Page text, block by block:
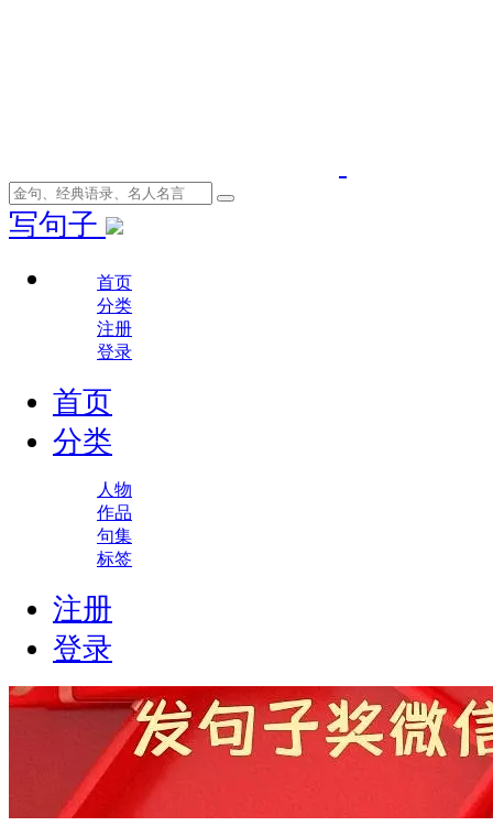
写句子
首页
分类
注册
登录
首页
分类
人物
作品
句集
标签
注册
登录